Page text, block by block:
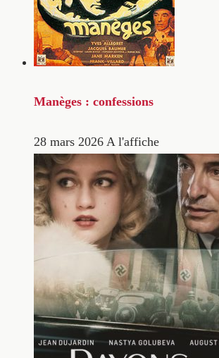
Manèges : confessions
28 mars 2026 A l'affiche